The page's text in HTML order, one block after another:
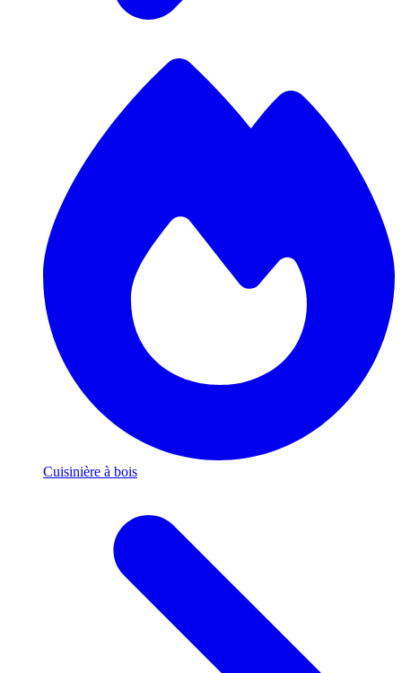
Cuisinière à bois